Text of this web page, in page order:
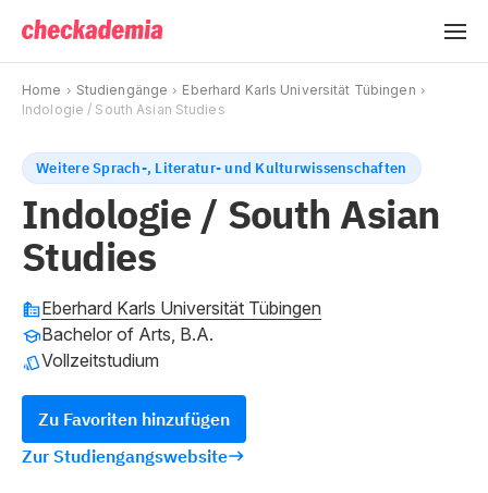
Home Studiengänge
Eberhard Karls Universität Tübingen
Indologie / South Asian Studies
Weitere Sprach-, Literatur- und Kulturwissenschaften
Indologie / South Asian
Studies
Eberhard Karls Universität Tübingen
Bachelor of Arts, B.A.
Vollzeitstudium
Zu Favoriten hinzufügen
Zur Studiengangswebsite